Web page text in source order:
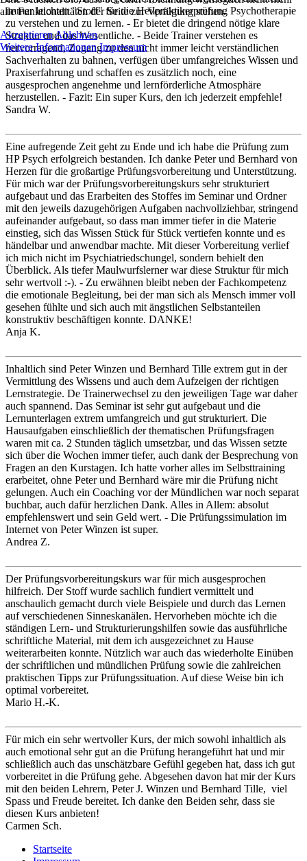
immer leichten "Stoff" für die Heilpraktikerprüfung Psychotherapie
zu verstehen und zu lernen. - Er bietet die dringend nötige klare
Struktur und das Wesentliche. - Beide Trainer verstehen es
hervorragend, Zugang zu den nicht immer leicht verständlichen
Sachverhalten zu bahnen, verfügen über umfangreiches Wissen und
Praxiserfahrung und schaffen es zusätzlich noch, eine
ausgesprochen angenehme und lernförderliche Atmosphäre
herzustellen. - Fazit: Ein super Kurs, den ich jederzeit empfehle!
Sandra W.
Eine aufregende Zeit geht zu Ende und ich habe die Prüfung zum
HP Psych erfolgreich bestanden. Ich danke Peter und Bernhard von
Herzen für die großartige Prüfungsvorbereitung und Unterstützung.
Für mich war der Prüfungsvorbereitungskurs sehr strukturiert
aufgebaut und das Erarbeiten des Stoffes im Seminar und Ordner
mit den jeweils dazugehörigen Aufgaben nachvollziehbar, stringend
aufeinander aufgebaut, so dass man immer tiefer in die Materie
einstieg, sich das Wissen Stück für Stück vertiefen konnte und es
händelbar und anwendbar machte. Mit dieser Vorbereitung verlief
ich mich nicht im Psychiatriedschungel, sondern behielt den
Überblick. Als tiefer Maulwurfslerner war diese Struktur für mich
sehr wertvoll :-). - Zu erwähnen bleibt neben der Fachkompetenz
die emotionale Begleitung, bei der man sich als Mensch immer voll
gesehen fühlte und sich auch mit ängstlichen Selbstanteilen
konstruktiv beschäftigen konnte. DANKE!
Anja K.
Inhaltlich sind Peter Winzen und Bernhard Tille extrem gut in der
Vermittlung des Wissens und auch dem Aufzeigen der richtigen
Lernstrategie. De Trainerwechsel zu den jeweiligen Tage war daher
auch spannend. Das Seminar ist sehr gut aufgebaut und die
Lernunterlagen extrem umfangreich und gut strukturiert. Die
Hausaufgaben einschließlich der thematischen Prüfungsfragen
waren mit ca. 2 Stunden täglich umsetzbar, und das Wissen setzte
sich über die Wochen immer tiefer, auch dank der Besprechung von
Fragen an den Kurstagen. Ich hatte vorher alles im Selbsttraining
erarbeitet, ohne Peter und Bernhard wäre mir die Prüfung nicht
gelungen. Auch ein Coaching vor der Mündlichen war noch separat
buchbar, auch dafür herzlichen Dank. Alles in Allem: absolut
empfehlenswert und sein Geld wert. - Die Prüfungssimulation im
Internet von Peter Winzen ist super.
Andrea Z.
Der Prüfungsvorbereitungskurs war für mich ausgesprochen
hilfreich. Der Stoff wurde sachlich fundiert vermittelt und
anschaulich gemacht durch viele Beispiele und durch das Lernen
auf verschiedenen Sinneskanälen. Hervorheben möchte ich die
ständigen Lern- und Strukturierungshilfen sowie das ausführliche
schriftliche Material, mit dem ich ausgezeichnet zu Hause
weiterarbeiten konnte. Nützlich war auch das wiederholte Einüben
der schriftlichen und mündlichen Prüfung sowie die zahlreichen
praktischen Tipps zur Prüfungssituation. Auf diese Weise bin ich
optimal vorbereitet.
Mario H.-K.
Für mich ein sehr wertvoller Kurs, der mich sowohl inhaltlich als
auch emotional sehr gut an die Prüfung herangeführt hat und mir
schließlich auch das unschätzbare Gefühl gegeben hat, dass ich gut
vorbereitet in die Prüfung gehe. Abgesehen davon hat mir der Kurs
mit den beiden Lehrern, Peter J. Winzen und Bernhard Tille, viel
Spass und Freude bereitet. Ich danke den Beiden sehr, dass sie
diesen Kurs anbieten!
Carmen Sch.
Startseite
alle Funktionalitäten der Seite zur Verfügung stehen.
AkzeptierenAblehnen
Weitere Informationen Impressum